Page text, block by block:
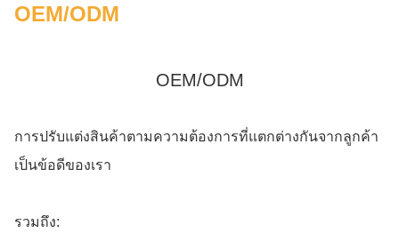
OEM/ODM
OEM/ODM
การปรับแต่งสินค้าตามความต้องการที่แตกต่างกันจากลูกค้า
เป็นข้อดีของเรา
รวมถึง: